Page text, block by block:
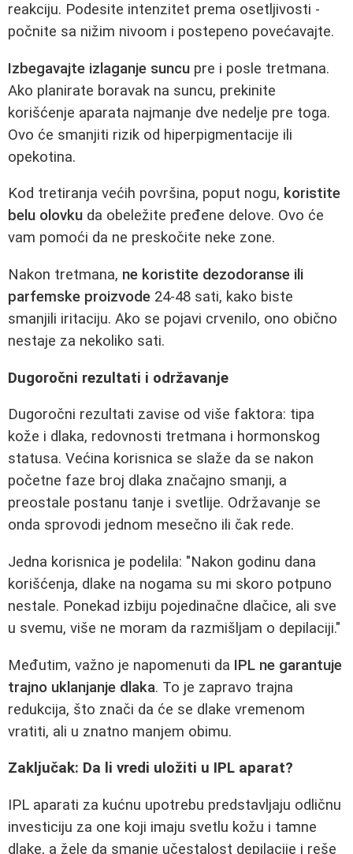
reakciju. Podesite intenzitet prema osetljivosti -
počnite sa nižim nivoom i postepeno povećavajte.
Izbegavajte izlaganje suncu pre i posle tretmana.
Ako planirate boravak na suncu, prekinite
korišćenje aparata najmanje dve nedelje pre toga.
Ovo će smanjiti rizik od hiperpigmentacije ili
opekotina.
Kod tretiranja većih površina, poput nogu, koristite
belu olovku da obeležite pređene delove. Ovo će
vam pomoći da ne preskočite neke zone.
Nakon tretmana, ne koristite dezodoranse ili
parfemske proizvode 24-48 sati, kako biste
smanjili iritaciju. Ako se pojavi crvenilo, ono obično
nestaje za nekoliko sati.
Dugoročni rezultati i održavanje
Dugoročni rezultati zavise od više faktora: tipa
kože i dlaka, redovnosti tretmana i hormonskog
statusa. Većina korisnica se slaže da se nakon
početne faze broj dlaka značajno smanji, a
preostale postanu tanje i svetlije. Održavanje se
onda sprovodi jednom mesečno ili čak rede.
Jedna korisnica je podelila: "Nakon godinu dana
korišćenja, dlake na nogama su mi skoro potpuno
nestale. Ponekad izbiju pojedinačne dlačice, ali sve
u svemu, više ne moram da razmišljam o depilaciji."
Međutim, važno je napomenuti da IPL ne garantuje
trajno uklanjanje dlaka. To je zapravo trajna
redukcija, što znači da će se dlake vremenom
vratiti, ali u znatno manjem obimu.
Zaključak: Da li vredi uložiti u IPL aparat?
IPL aparati za kućnu upotrebu predstavljaju odličnu
investiciju za one koji imaju svetlu kožu i tamne
dlake, a žele da smanje učestalost depilacije i reše